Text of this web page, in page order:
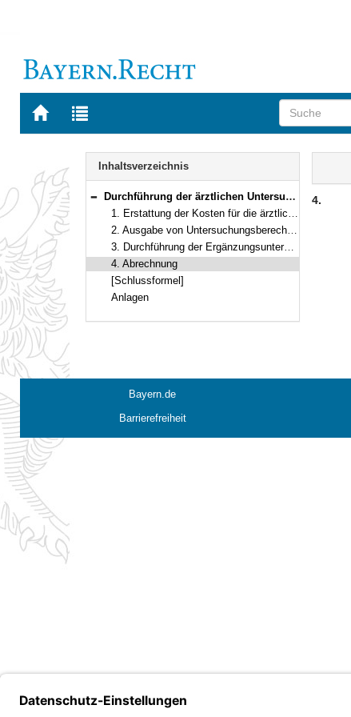
Zur
BAYERN.RECHT
Zur
letzten
Navigation
Inhaltsverzeichnis
Bereich reduzieren
Durchführung der ärztlichen Untersuchungen nach dem Jugendarbeitsschutzgesetz
1. Erstattung der Kosten für die ärztlichen Untersuchungen
2. Ausgabe von Untersuchungsberechtigungsscheinen und Erhebungsbogen
3. Durchführung der Ergänzungsuntersuchungen
4. Abrechnung
[Schlussformel]
Anlagen
4.
Bayern.de
Barrierefreiheit